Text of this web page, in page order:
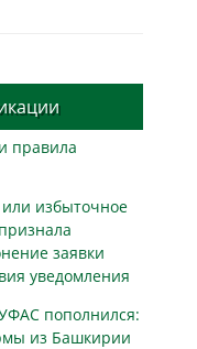
правила
избыточное
заявки
уведомления
пополнился:
из Башкирии